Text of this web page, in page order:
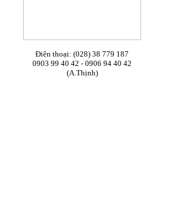
Điện thoại: (028) 38 779 187
0903 99 40 42 - 0906 94 40 42
(A.Thịnh)